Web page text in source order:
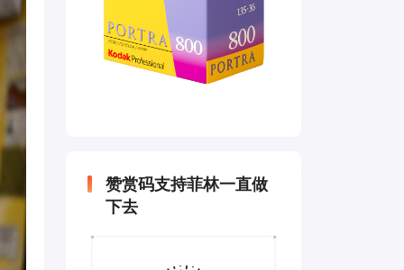
赞赏码支持菲林一直做
下去